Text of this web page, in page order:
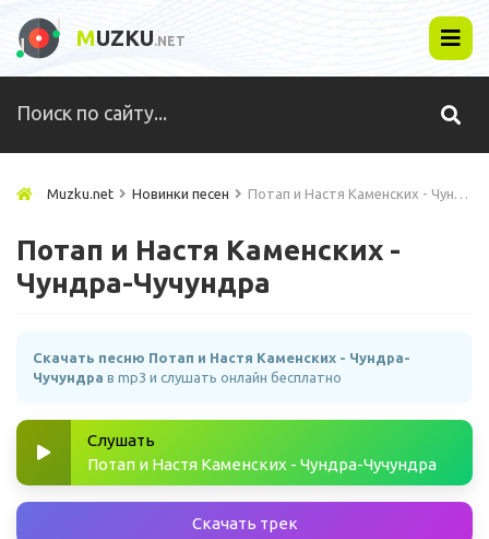
MUZKU.NET
Muzku.net Новинки песен Потап и Настя Каменских - Чундра-Чучундра
Потап и Настя Каменских -
Чундра-Чучундра
Скачать песню Потап и Настя Каменских - Чундра-
Чучундра в mp3 и слушать онлайн бесплатно
Слушать
Потап и Настя Каменских - Чундра-Чучундра
Скачать трек